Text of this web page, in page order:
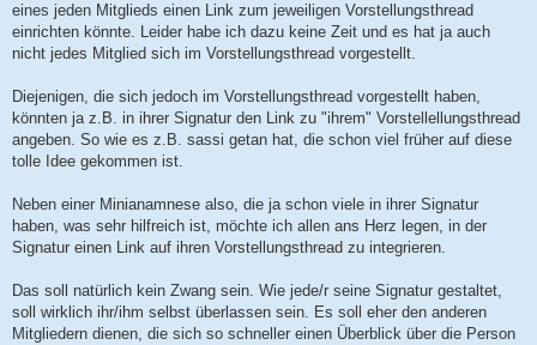
t
a
g
eines jeden Mitglieds einen Link zum jeweiligen Vorstellungsthread
einrichten könnte. Leider habe ich dazu keine Zeit und es hat ja auch
nicht jedes Mitglied sich im Vorstellungsthread vorgestellt.
Diejenigen, die sich jedoch im Vorstellungsthread vorgestellt haben,
könnten ja z.B. in ihrer Signatur den Link zu "ihrem" Vorstellellungsthread
angeben. So wie es z.B. sassi getan hat, die schon viel früher auf diese
tolle Idee gekommen ist.
Neben einer Minianamnese also, die ja schon viele in ihrer Signatur
haben, was sehr hilfreich ist, möchte ich allen ans Herz legen, in der
Signatur einen Link auf ihren Vorstellungsthread zu integrieren.
Das soll natürlich kein Zwang sein. Wie jede/r seine Signatur gestaltet,
soll wirklich ihr/ihm selbst überlassen sein. Es soll eher den anderen
Mitgliedern dienen, die sich so schneller einen Überblick über die Person